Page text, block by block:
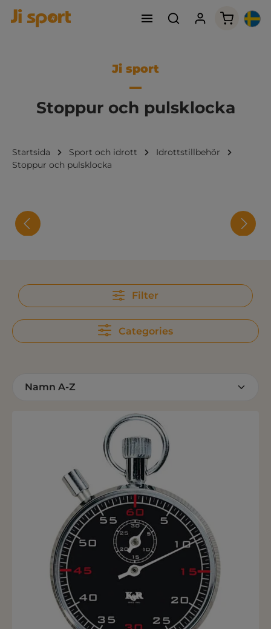
Ji sport
Stoppur och pulsklocka
Startsida Sport och idrott
Idrottstillbehör
Stoppur och pulsklocka
Filter
Categories